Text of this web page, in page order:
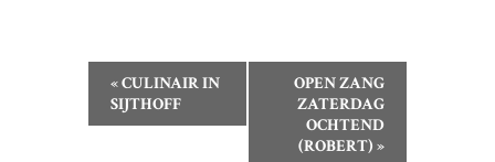
E
«CULINAIR IN
SIJTHOFF
OPEN ZANG
ZATERDAG
OCHTEND
(ROBERT) »